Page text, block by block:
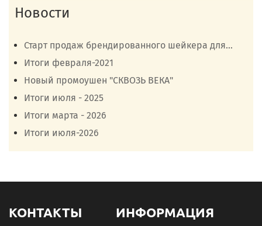
Новости
Старт продаж брендированного шейкера для...
Итоги февраля-2021
Новый промоушен "СКВОЗЬ ВЕКА"
Итоги июля - 2025
Итоги марта - 2026
Итоги июля-2026
КОНТАКТЫ ИНФОРМАЦИЯ